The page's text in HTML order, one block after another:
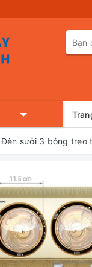
Đèn sưởi 3 bóng treo